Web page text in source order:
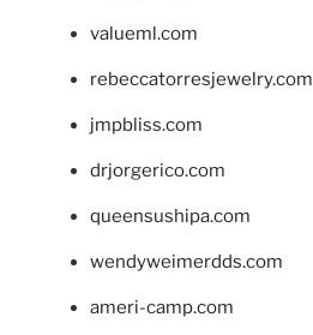
valueml.com
rebeccatorresjewelry.com
jmpbliss.com
drjorgerico.com
queensushipa.com
wendyweimerdds.com
ameri-camp.com